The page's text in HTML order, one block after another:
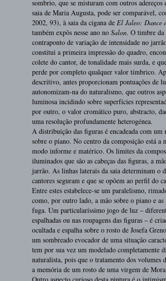
sombrio, que se misturam com outros
saia de Maria Augusta, pode ser comparável,
2002, 93), à saia da cigana de El Jaleo: Dance
também expôs nesse ano no Salon. O timbre da
contraponto de variação de intensidade no
constitui a primeira impressão do quadro,
colete do cantor, de tonalidade mais surda, e
perde por completo qualquer valor tímbrico.
descritivo, antes proporcionam pontuações de
autonomizam-na do naturalismo, que outros
luminosa incidindo sobre superfícies
por outro, o valor cromático puro, abstracto,
uma resolução profundamente heterogénea.
A distribuição das figuras é encadeada com
sobre o piano. No centro da composição está a
modo informe e matérico. Os limites da
iluminados que são as cabeças das figuras, a
jarrão. As linhas laterais da saia determinam o
cantores seguram e que se opõem ao perfil do
Entre estes estabelece-se um paralelismo,
como, por outro lado, a mão sobre o piano e
fuga. Um particularíssimo jogo de luz –
espalhadas ou nas roupagens das figuras – é
ocultada e espalha sobre o rosto de Josefa
um sombreado evocador de uma situação
tem por sua vez um modelado completamente
naturalista, pois que o tratamento dos volumes
a memória de um rosto de uma virgem de